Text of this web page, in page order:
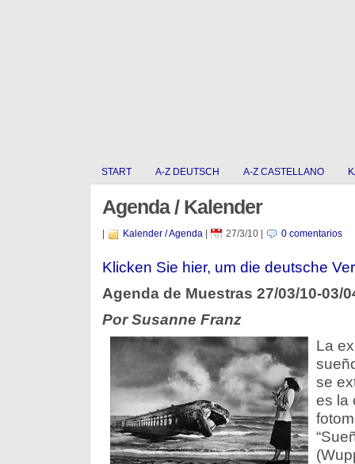
START A-Z DEUTSCH A-Z CASTELLANO
Agenda / Kalender
Kalender / Agenda| 27/3/10| 0 comentarios
Klicken Sie hier, um die deutsche
Agenda de Muestras 27/03/10-03/
Por Susanne Franz
La
se
es la